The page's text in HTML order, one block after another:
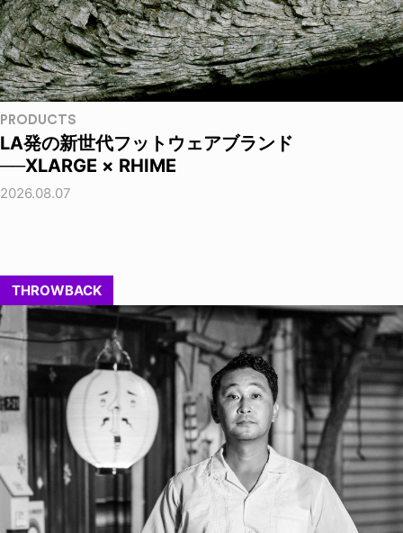
PRODUCTS
LA発の新世代フットウェアブランド
──XLARGE × RHIME
2026.08.07
THROWBACK